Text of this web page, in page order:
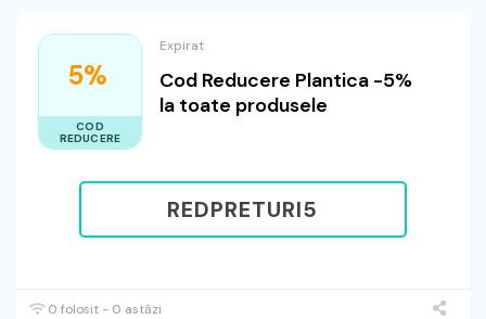
5%
COD
REDUCERE
Expirat
Cod Reducere Plantica -5%
la toate produsele
REDPRETURI5
0 folosit - 0 astăzi